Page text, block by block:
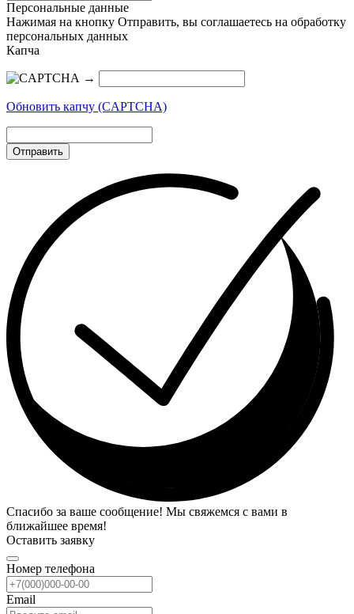
Персональные данные
Нажимая на кнопку Отправить, вы соглашаетесь на обработку
персональных данных
Капча
→
Обновить капчу (CAPTCHA)
Отправить
Спасибо за ваше сообщение! Мы свяжемся с вами в
ближайшее время!
Оставить заявку
Номер телефона
Email